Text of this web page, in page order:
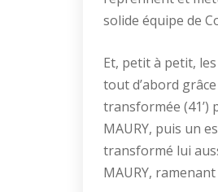
solide équipe de
Et, petit à petit,
tout d’abord
transformée (41’)
MAURY, puis un
transformé lui
MAURY,